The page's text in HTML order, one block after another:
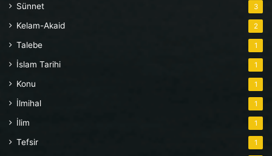
Sünnet 3
Kelam-Akaid 2
Talebe 1
İslam Tarihi 1
Konu 1
İlmihal 1
İlim 1
Tefsir 1